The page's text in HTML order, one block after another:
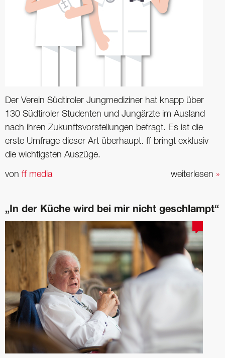
Der Verein Südtiroler Jungmediziner hat knapp über
130 Südtiroler Studenten und Jungärzte im Ausland
nach ihren Zukunftsvorstellungen befragt. Es ist die
erste Umfrage dieser Art überhaupt. ff bringt exklusiv
die wichtigsten Auszüge.
weiterlesen »
von ff media
„In der Küche wird bei mir nicht geschlampt“